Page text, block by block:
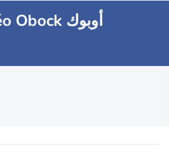
Météo Obock أوبوك